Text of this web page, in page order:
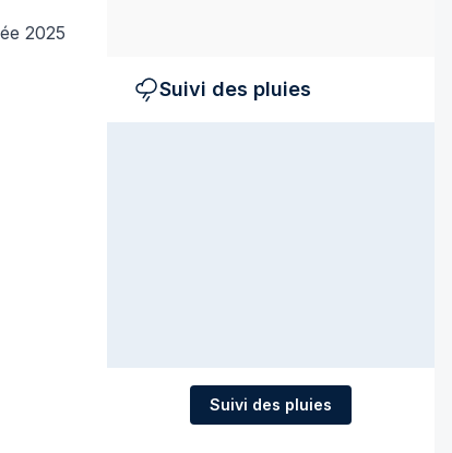
2025
Suivi des pluies
Suivi des pluies